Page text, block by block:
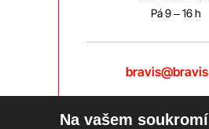
Pá 9 – 16 h
Na vašem